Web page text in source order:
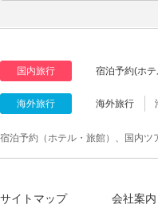
国内旅行 宿泊予約(ホ
海外旅行 海外旅行
宿泊予約（ホテル・旅館）、国内
サイトマップ 会社案内